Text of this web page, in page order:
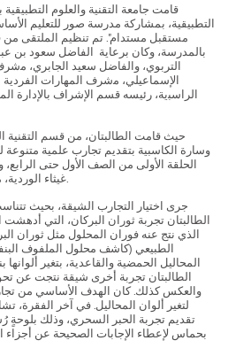
قامت جامعة التقنية والعلوم
التطبيقية، بمشاركة مدرسة صور للتعليم
مستقبل مستدام". تم تنظيم الملتقى من
بالمدرسة، وكان ﺑﺮﻋﺎﻳﺔ الفاضل ﺳﻌﻮد بن
اﻟﺘﺮﺑﻮي، والفاضل ﺳﻌﻴﺪ اﻟﺠﺎﺑﺮي،
الإﺳﻤﺎﻋﻴﻠﻲ، ﻣشرف اﻟﻤﻬﺎرات اﻟﻔﺮدية
اﻟﺮاﺳﺒية، رﺋﻴﺴﻪ ﻗﺴﻢ الإشراف بالإدارة
حيث قامت الطالبتان، من قسم التقنية
وسارة الكاسبية بتقديم تجارب علمية متنوعة
الحلقة الأولى من الصف الأول حتى
غيثاء الوردية، من قسم التقنية الحيوية التطبيقية.
جرى اختيار التجارب الشيقة، بحيث
الطالبتان تجربة ثوران البركان، التي أدهشت
الذي نتج عنه فوران المحلول مثل ثوران
الطبيعي (كاشف محلول الملفوف
المحاليل الحمضية والقاعدية، بتغير
الطالبتان تجربة أخرى شيقة نتجت عن
والعكس كذلك. كان الهدف الأساسي من
لتغير ألوان المحاليل. في آخر الفقرة،
تقديم تجربة الحبر السحري، وذلك بلوحةٍ
بحماس لإعطاء الإجابات الصحيحة عن أجزاء